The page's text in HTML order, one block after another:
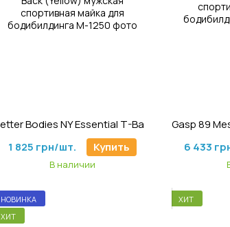
1 825 грн/шт.
Купить
В наличии
6 433
НОВИНКА
ХИТ
ХИТ